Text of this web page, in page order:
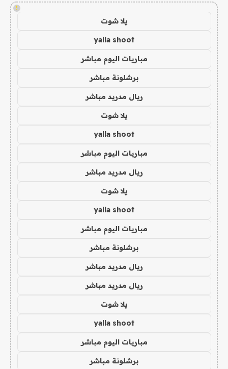
!
يلا شوت
yalla shoot
مباريات اليوم مباشر
برشلونة مباشر
ريال مدريد مباشر
يلا شوت
yalla shoot
مباريات اليوم مباشر
ريال مدريد مباشر
يلا شوت
yalla shoot
مباريات اليوم مباشر
برشلونة مباشر
ريال مدريد مباشر
ريال مدريد مباشر
يلا شوت
yalla shoot
مباريات اليوم مباشر
برشلونة مباشر